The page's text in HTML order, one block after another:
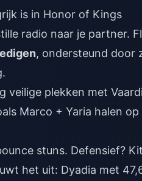
is in Honor of Kings
radio naar je partner.
, ondersteund door
veilige plekken met
Marco + Yaria halen
stuns. Defensief?
het uit: Dyadia met